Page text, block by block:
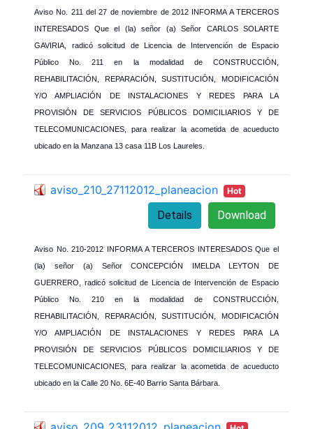
Aviso No. 211 del 27 de noviembre de 2012 INFORMA A TERCEROS
INTERESADOS Que el (la) señor (a) Señor CARLOS SOLARTE
GAVIRIA, radicó solicitud de Licencia de Intervención de Espacio
Público No. 211 en la modalidad de CONSTRUCCIÓN,
REHABILITACIÓN, REPARACIÓN, SUSTITUCIÓN, MODIFICACIÓN
Y/O AMPLIACIÓN DE INSTALACIONES Y REDES PARA LA
PROVISIÓN DE SERVICIOS PÚBLICOS DOMICILIARIOS Y DE
TELECOMUNICACIONES, para realizar la acometida de acueducto
ubicado en la Manzana 13 casa 11B Los Laureles.
aviso_210_27112012_planeacion Hot
Download
Details
Aviso No. 210-2012 INFORMA A TERCEROS INTERESADOS Que el
(la) señor (a) Señor CONCEPCIÓN IMELDA LEYTON DE
GUERRERO, radicó solicitud de Licencia de Intervención de Espacio
Público No. 210 en la modalidad de CONSTRUCCIÓN,
REHABILITACIÓN, REPARACIÓN, SUSTITUCIÓN, MODIFICACIÓN
Y/O AMPLIACIÓN DE INSTALACIONES Y REDES PARA LA
PROVISIÓN DE SERVICIOS PÚBLICOS DOMICILIARIOS Y DE
TELECOMUNICACIONES, para realizar la acometida de acueducto
ubicado en la Calle 20 No. 6E-40 Barrio Santa Bárbara.